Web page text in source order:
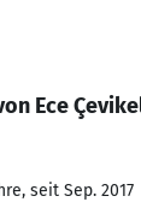
Ece
seit Sep. 2017